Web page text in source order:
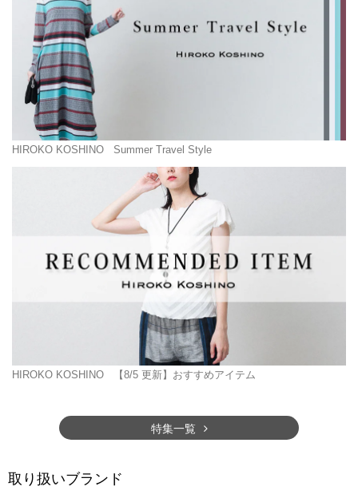
HIROKO KOSHINO Summer Travel Style
HIROKO KOSHINO 【8/5 更新】おすすめアイテム
特集一覧
取り扱いブランド